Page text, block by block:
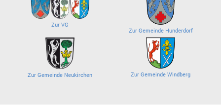
Zur VG
Zur Gemeinde Hunderdorf
Zur Gemeinde Neukirchen Zur Gemeinde Windberg